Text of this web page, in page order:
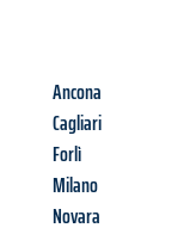
Ancona
Cagliari
Forlì
Milano
Novara